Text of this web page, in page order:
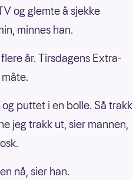
og glemte å sjekke
minnes han.
år. Tirsdagens Extra-
puttet i en bolle. Så trakk
jeg trakk ut, sier mannen,
nå, sier han.